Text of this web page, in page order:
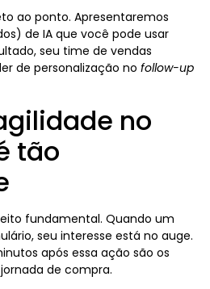
ao ponto. Apresentaremos
de IA que você pode usar
seu time de vendas
de personalização no follow-up
no
tão
fundamental. Quando um
seu interesse está no auge.
após essa ação são os
de compra.